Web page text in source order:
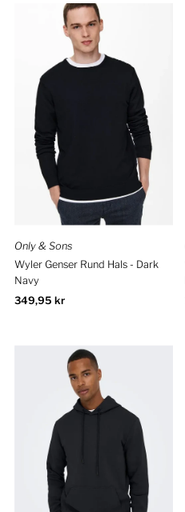
Only & Sons
Wyler Genser Rund Hals - Dark
Navy
Ordinær
349,95 kr